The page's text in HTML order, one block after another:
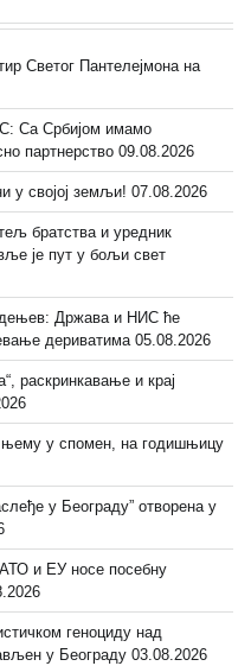
Светог Пантелејмона на
Са Србијом имамо
партнерство 09.08.2026
у својој земљи! 07.08.2026
братства и уредник
је пут у бољи свет
Држава и НИС ће
дериватима 05.08.2026
раскринкавање и крај
у спомен, на годишњицу
у Београду” отворена у
и ЕУ носе посебну
геноциду над
у Београду 03.08.2026